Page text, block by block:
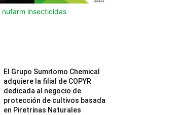
El Grupo Sumitomo Chemical
adquiere la filial de COPYR
dedicada al negocio de
protección de cultivos basada
en Piretrinas Naturales